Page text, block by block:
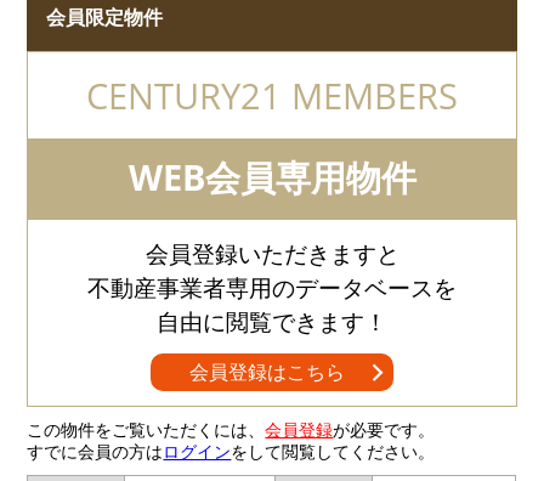
会員限定物件
CENTURY21 MEMBERS
WEB会員専用物件
会員登録いただきますと
不動産事業者専用のデータベースを
自由に閲覧できます！
会員登録はこちら
この物件をご覧いただくには、会員登録が必要です。
すでに会員の方はログインをして閲覧してください。